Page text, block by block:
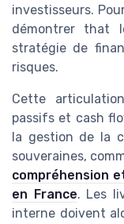
investisseurs.
démontrer that
stratégie de
risques.
Cette
passifs et cash
la gestion de la
souveraines,
compréhension
en France. Les
interne doivent